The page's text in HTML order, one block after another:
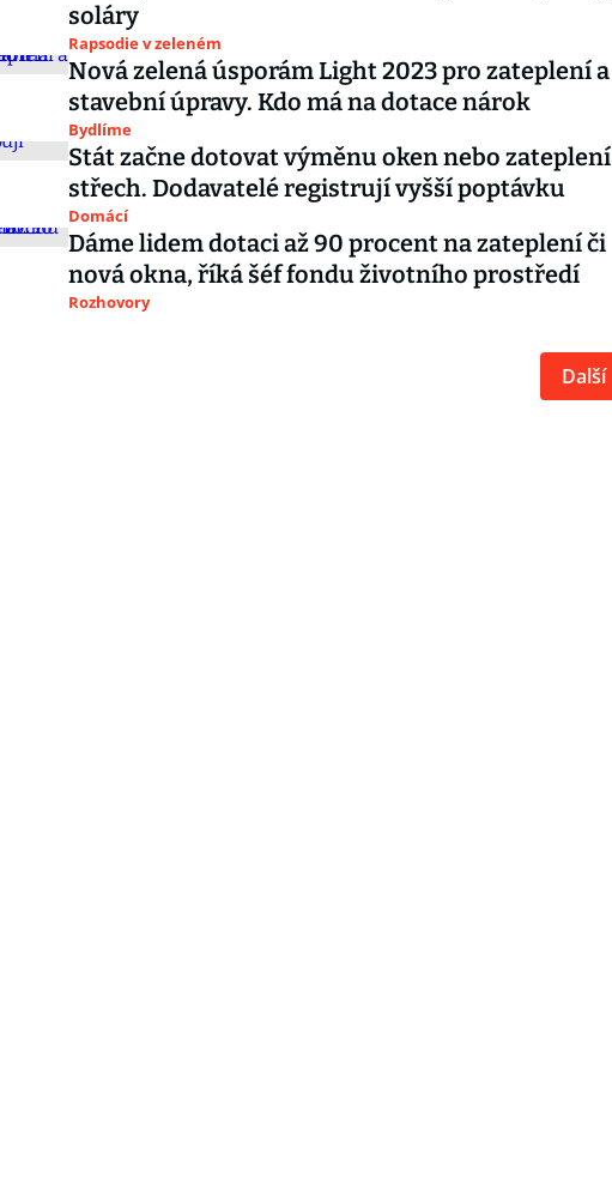
soláry
Rapsodie v zeleném
Nová zelená úsporám Light 2023 pro zateplení a
stavební úpravy. Kdo má na dotace nárok
Bydlíme
Stát začne dotovat výměnu oken nebo zateplení
střech. Dodavatelé registrují vyšší poptávku
Domácí
Dáme lidem dotaci až 90 procent na zateplení či
nová okna, říká šéf fondu životního prostředí
Rozhovory
Další